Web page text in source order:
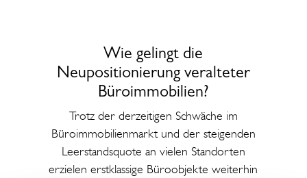
Wie gelingt die
Neupositionierung veralteter
Büroimmobilien?
Trotz der derzeitigen Schwäche im
Büroimmobilienmarkt und der steigenden
Leerstandsquote an vielen Standorten
erzielen erstklassige Büroobjekte weiterhin